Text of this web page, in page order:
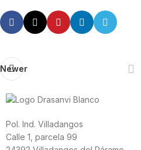
Newer
Pol. Ind. Villadangos
Calle 1, parcela 99